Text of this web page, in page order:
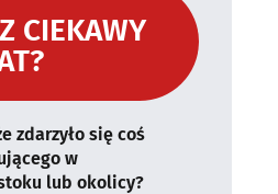
CIEKAWY
zdarzyło się coś
w
lub okolicy?